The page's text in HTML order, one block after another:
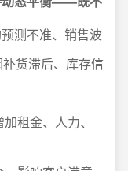
测不准、销售波
货滞后、库存信
租金、人力、